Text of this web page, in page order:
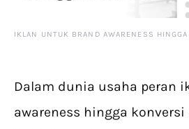
IKLAN UNTUK BRAND AWARENESS
Dalam dunia usaha peran
awareness hingga